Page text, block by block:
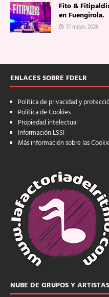
Fito &
en Fuengirola.
17 mayo, 2026
ENLACES SOBRE FDELR
Política de privacidad y
Política de Cookies
Propiedad intelectual
Información LSSI
Más información sobre las
NUBE DE GRUPOS Y ARTISTAS